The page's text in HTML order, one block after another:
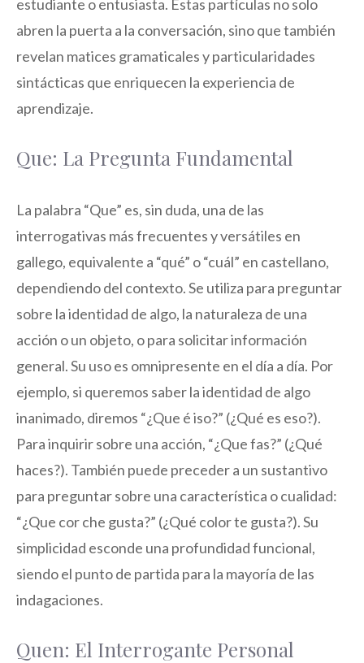
estudiante o entusiasta. Estas partículas no solo
abren la puerta a la conversación, sino que también
revelan matices gramaticales y particularidades
sintácticas que enriquecen la experiencia de
aprendizaje.
Que: La Pregunta Fundamental
La palabra “Que” es, sin duda, una de las
interrogativas más frecuentes y versátiles en
gallego, equivalente a “qué” o “cuál” en castellano,
dependiendo del contexto. Se utiliza para preguntar
sobre la identidad de algo, la naturaleza de una
acción o un objeto, o para solicitar información
general. Su uso es omnipresente en el día a día. Por
ejemplo, si queremos saber la identidad de algo
inanimado, diremos “¿Que é iso?” (¿Qué es eso?).
Para inquirir sobre una acción, “¿Que fas?” (¿Qué
haces?). También puede preceder a un sustantivo
para preguntar sobre una característica o cualidad:
“¿Que cor che gusta?” (¿Qué color te gusta?). Su
simplicidad esconde una profundidad funcional,
siendo el punto de partida para la mayoría de las
indagaciones.
Quen: El Interrogante Personal